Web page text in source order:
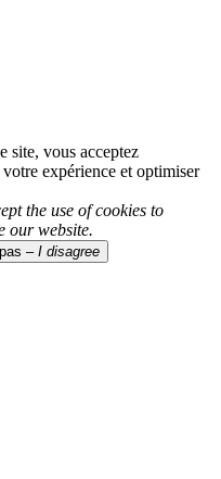
site, vous acceptez
expérience et optimiser
the use of cookies to
our website.
–I disagree